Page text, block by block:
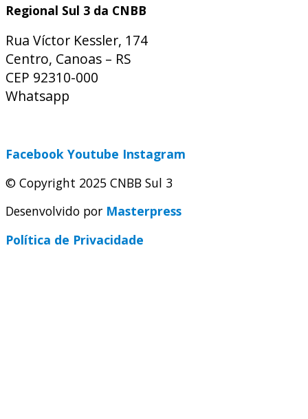
Regional Sul 3 da CNBB
Rua Víctor Kessler, 174
Centro, Canoas – RS
CEP 92310-000
Whatsapp
Facebook Youtube Instagram
© Copyright 2025 CNBB Sul 3
Desenvolvido por Masterpress
Política de Privacidade